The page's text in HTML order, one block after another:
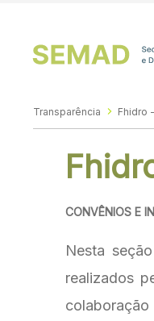
Transparência Fhidro
CONVÊNIOS E
Nesta
realizados